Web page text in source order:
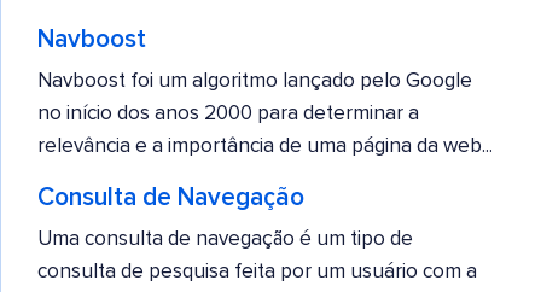
Navboost
Navboost foi um algoritmo lançado pelo Google
no início dos anos 2000 para determinar a
relevância e a importância de uma página da web...
Consulta de Navegação
Uma consulta de navegação é um tipo de
consulta de pesquisa feita por um usuário com a